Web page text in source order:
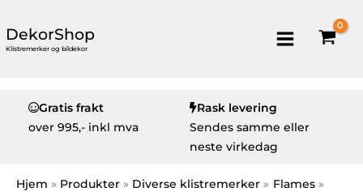
DekorShop
Klistremerker og bildekor
Gratis frakt
over 995,- inkl mva
Rask levering
Sendes samme eller
neste virkedag
Hjem Produkter Diverse klistremerker
Flames